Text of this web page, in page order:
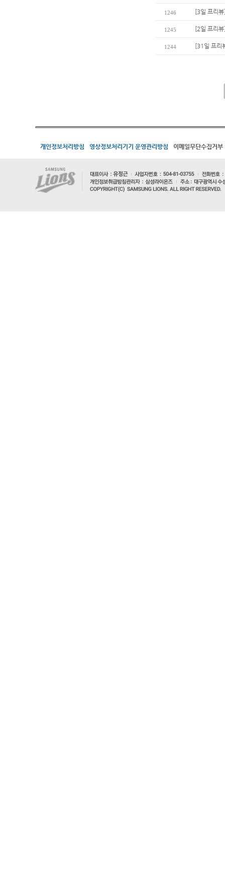
1246 [3일 프리
1245 [2일 프리
1244 [31일 프리
개인정보처리방침 영상정보처리기기 운영관리방침 이메일무단수집거부